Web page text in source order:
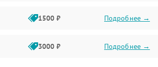
1500 ₽ Подробнее →
3000 ₽ Подробнее →